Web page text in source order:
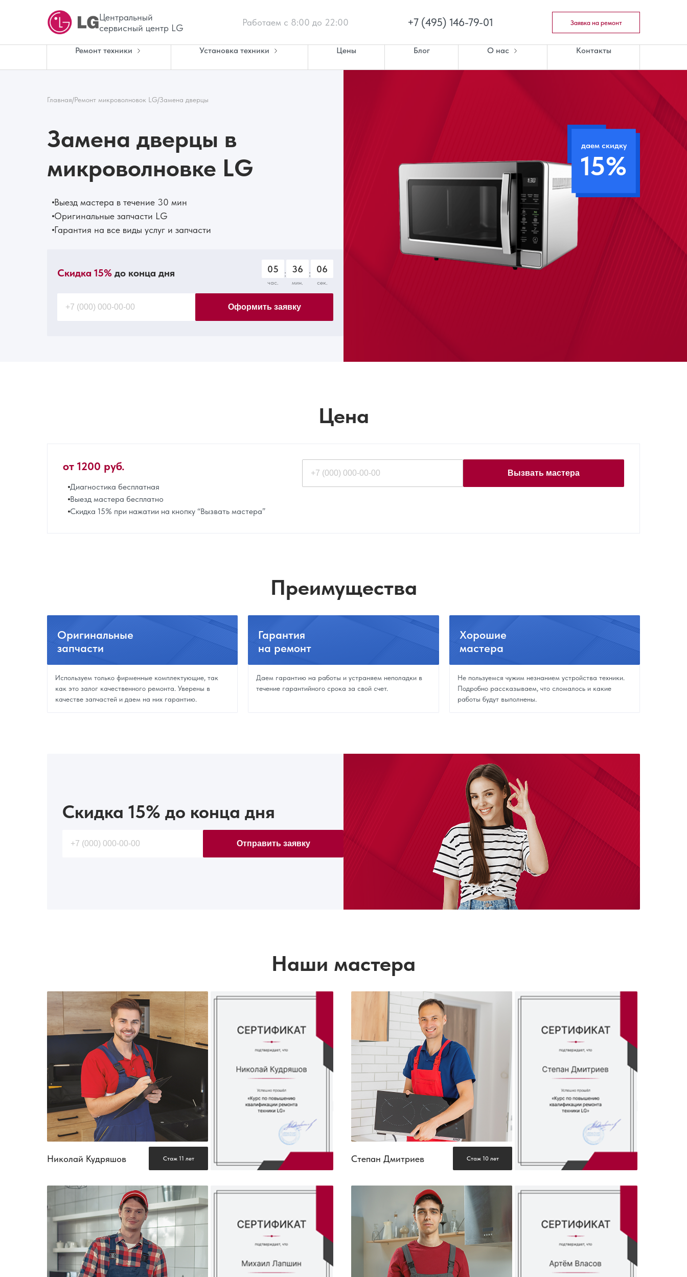
Центральный
сервисный центр LG
Работаем с 8:00 до 22:00 +7 (495) 146-79-01 Заявка на ремонт
Ремонт техники Установка техники Цены Блог О нас Контакты
Главная/Ремонт микроволновок LG/Замена дверцы
Замена дверцы в
микроволновке LG
Выезд мастера в течение 30 мин
Оригинальные запчасти LG
Гарантия на все виды услуг и запчасти
Скидка 15% до конца дня 05
час.
: 36
мин.
: 04
сек.
Оформить заявку
даем скидку
15%
Цена
от 1200 руб.
Диагностика бесплатная
Выезд мастера бесплатно
Скидка 15% при нажатии на кнопку “Вызвать мастера”
Вызвать мастера
Преимущества
Оригинальные
запчасти
Используем только фирменные комплектующие, так
как это залог качественного ремонта. Уверены в
качестве запчастей и даем на них гарантию.
Гарантия
на ремонт
Даем гарантию на работы и устраняем неполадки в
течение гарантийного срока за свой счет.
Хорошие
мастера
Не пользуемся чужим незнанием устройства техники.
Подробно рассказываем, что сломалось и какие
работы будут выполнены.
Скидка 15% до конца дня
Отправить заявку
Наши мастера
Николай Кудряшов Стаж 11 лет Степан Дмитриев Стаж 10 лет